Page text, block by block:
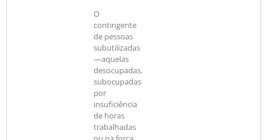
O
contingente
de pessoas
subutilizadas
—aquelas
desocupadas,
subocupadas
por
insuficiência
de horas
trabalhadas